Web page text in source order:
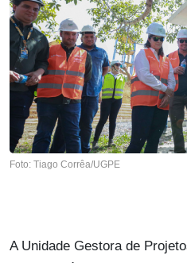
Foto: Tiago Corrêa/UGPE
A Unidade Gestora de